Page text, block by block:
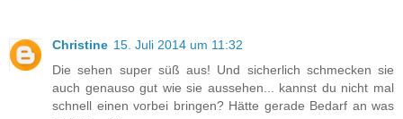
Christine 15. Juli 2014 um 11:32
Die sehen super süß aus! Und sicherlich schmecken sie
auch genauso gut wie sie aussehen... kannst du nicht mal
schnell einen vorbei bringen? Hätte gerade Bedarf an was